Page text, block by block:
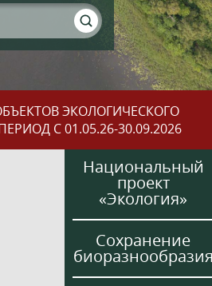
ЭКОЛОГИЧЕСКОГО
С 01.05.26-30.09.2026
Национальный
проект
«Экология»
Сохранение